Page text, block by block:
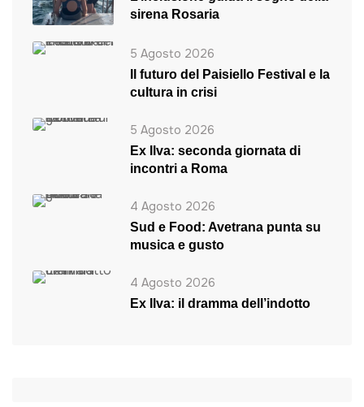
sirena Rosaria
5 Agosto 2026
Il futuro del Paisiello Festival e la
cultura in crisi
5 Agosto 2026
Ex Ilva: seconda giornata di
incontri a Roma
4 Agosto 2026
Sud e Food: Avetrana punta su
musica e gusto
4 Agosto 2026
Ex Ilva: il dramma dell’indotto